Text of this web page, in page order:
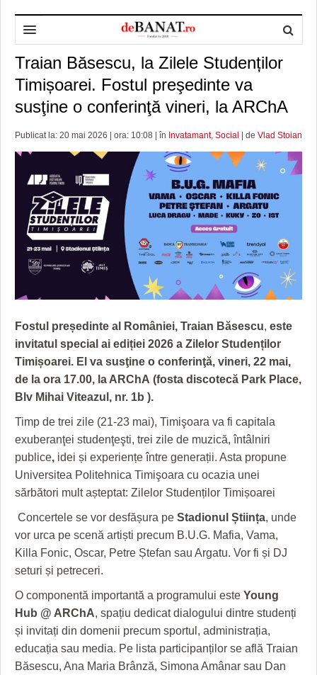
HOME
DESPRE NOI
POLITICA DE CONFIDENȚIALITATE
ADMINISTRAȚIE
PREFECTURA TIMIŞ
POLITICĂ
POLI TIMISOARA
FOTBAL JUDETEAN
ALTE SPORTURI
OPINII
DOSARELE DEBANAT
ETICA LUCIDITĂȚII ASISTATE
JURNAL DE CAMPANIE
GRĂDINA TAICII DOMNULUI
ZIARISTU’ DE TERASĂ
CU OIŞTEA-N KIERKEGAARD
PE SURSE
TIMP LIBER ȘI CULTURĂ
TIMP LIBER
ULTRAMARIN VA RECOMANDA
CRONICĂ DE FILM
UNDE MERGEM
FILME DOCUMENTARE
JOCURI ONLINE
ECONOMIC
AFACERI
SĂNĂTATE
ACCIDENTE
ANUNŢURI
INFO SI UTILE
INVATAMANT
JUSTITIE
FILME DOCUMENTARE
CLIPURI VIDEO
JOCURI ONLINE
FARMACII DIN TIMIŞOARA
HARTA TIMIŞOAREI
LICEE, ŞCOLI ŞI GRĂDINIŢE DIN TIMIŞ
Traian Băsescu, la Zilele Studenților
Timișoarei. Fostul preşedinte va
susţine o conferinţă vineri, la ARChA
Publicat la: 20 mai 2026 | ora: 10:08 | în Invatamant, Social | de Vlad Stoian
Fostul președinte al României, Traian Băsescu, este
invitatul special ai ediției 2026 a Zilelor Studenților
Timișoarei. El va susţine o conferinţă, vineri, 22 mai,
de la ora 17.00, la ARChA (fosta discotecă Park Place,
Blv Mihai Viteazul, nr. 1b ).
Timp de trei zile (21-23 mai), Timişoara va fi capitala
exuberanţei studenţeşti, trei zile de muzică, întâlniri
publice, idei și experiențe între generații. Asta propune
Universitea Politehnica Timişoara cu ocazia unei
sărbători mult așteptat: Zilelor Studenților Timișoarei
Concertele se vor desfășura pe Stadionul Știința, unde
vor urca pe scenă artiști precum B.U.G. Mafia, Vama,
Killa Fonic, Oscar, Petre Ștefan sau Argatu. Vor fi și DJ
seturi și petreceri.
O componentă importantă a programului este Young
Hub @ ARChA, spațiu dedicat dialogului dintre studenți
și invitați din domenii precum sportul, administrația,
educația sau media. Pe lista participanților se află Traian
Băsescu, Ana Maria Brânză, Simona Amânar sau Dan